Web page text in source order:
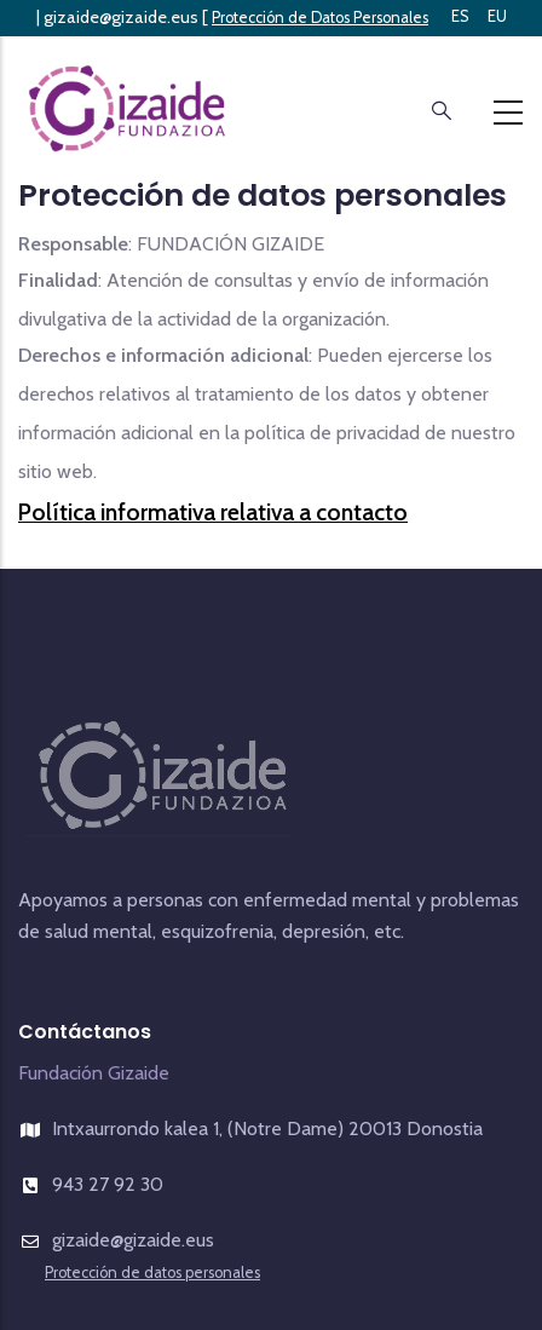
main
content
EU
ES
| gizaide@gizaide.eus [ Protección de Datos Personales
Protección de datos personales
Responsable: FUNDACIÓN GIZAIDE
Finalidad: Atención de consultas y envío de información
divulgativa de la actividad de la organización.
Derechos e información adicional: Pueden ejercerse los
derechos relativos al tratamiento de los datos y obtener
información adicional en la política de privacidad de nuestro
sitio web.
Política informativa relativa a contacto
Apoyamos a personas con enfermedad mental y problemas
de salud mental, esquizofrenia, depresión, etc.
Contáctanos
Fundación Gizaide
Intxaurrondo kalea 1, (Notre Dame) 20013 Donostia
943 27 92 30
gizaide@gizaide.eus
Protección de datos personales